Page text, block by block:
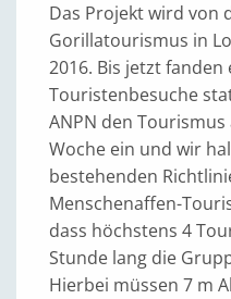
Das Projekt wird von
Gorillatourismus in
2016. Bis jetzt fanden
Touristenbesuche
ANPN den
Woche ein und wir
bestehenden
Menschenaffen-
dass höchstens 4
Stunde lang die
Hierbei müssen 7 m